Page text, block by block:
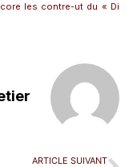
les contre-ut du « Di
ARTICLE SUIVANT